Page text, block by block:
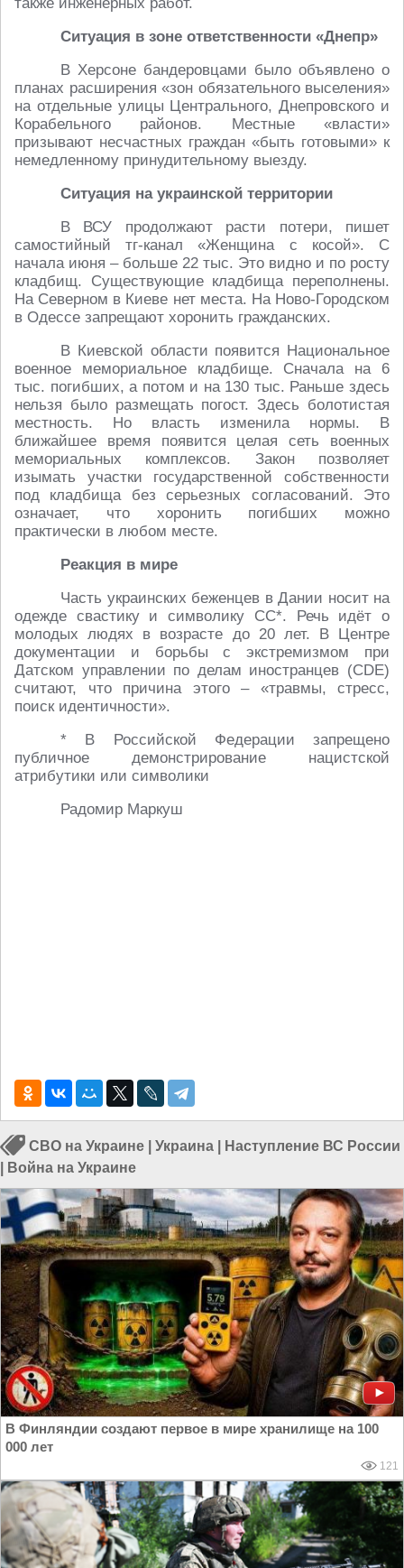
Ситуация в зоне ответственности «Днепр»
В Херсоне бандеровцами было объявлено о
планах расширения «зон обязательного выселения»
на отдельные улицы Центрального, Днепровского и
Корабельного районов. Местные «власти»
призывают несчастных граждан «быть готовыми» к
немедленному принудительному выезду.
Ситуация на украинской территории
В ВСУ продолжают расти потери, пишет
самостийный тг-канал «Женщина с косой». С
начала июня – больше 22 тыс. Это видно и по росту
кладбищ. Существующие кладбища переполнены.
На Северном в Киеве нет места. На Ново-Городском
в Одессе запрещают хоронить гражданских.
В Киевской области появится Национальное
военное мемориальное кладбище. Сначала на 6
тыс. погибших, а потом и на 130 тыс. Раньше здесь
нельзя было размещать погост. Здесь болотистая
местность. Но власть изменила нормы. В
ближайшее время появится целая сеть военных
мемориальных комплексов. Закон позволяет
изымать участки государственной собственности
под кладбища без серьезных согласований. Это
означает, что хоронить погибших можно
практически в любом месте.
Реакция в мире
Часть украинских беженцев в Дании носит на
одежде свастику и символику СС*. Речь идёт о
молодых людях в возрасте до 20 лет. В Центре
документации и борьбы с экстремизмом при
Датском управлении по делам иностранцев (CDE)
считают, что причина этого – «травмы, стресс,
поиск идентичности».
* В Российской Федерации запрещено
публичное демонстрирование нацистской
атрибутики или символики
Радомир Маркуш
СВО на Украине Украина
Наступление ВС России
Война на Украине
В Финляндии создают первое в мире хранилище на 100
000 лет
121